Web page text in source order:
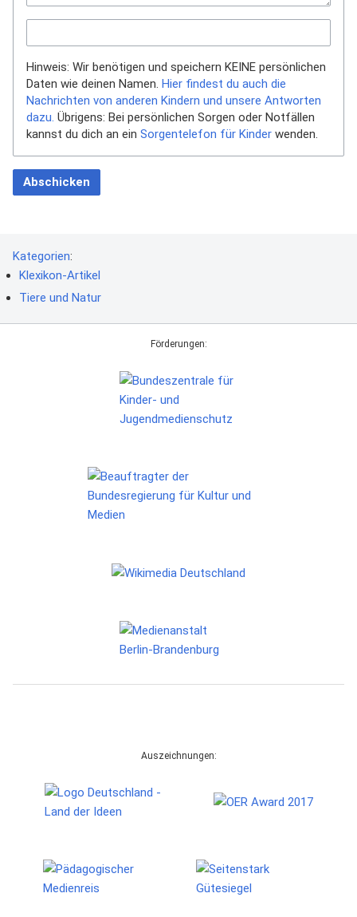
Hinweis: Wir benötigen und speichern KEINE persönlichen
Daten wie deinen Namen. Hier findest du auch die
Nachrichten von anderen Kindern und unsere Antworten
dazu. Übrigens: Bei persönlichen Sorgen oder Notfällen
kannst du dich an ein Sorgentelefon für Kinder wenden.
Abschicken
Kategorien:
Klexikon-Artikel
Tiere und Natur
Förderungen:
Auszeichnungen: